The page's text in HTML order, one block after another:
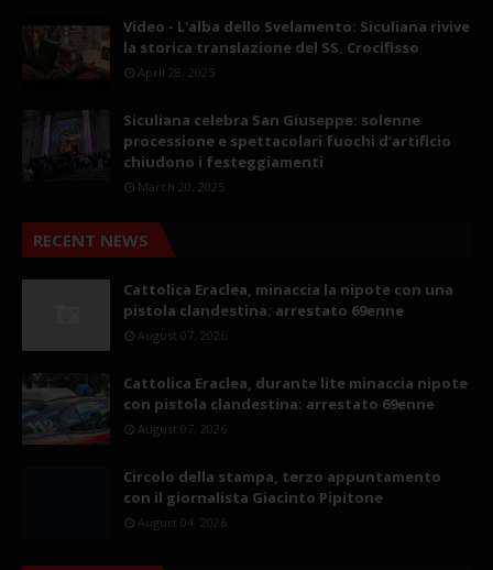
Video - L'alba dello Svelamento: Siculiana rivive
la storica translazione del SS. Crocifisso
April 28, 2025
Siculiana celebra San Giuseppe: solenne
processione e spettacolari fuochi d’artificio
chiudono i festeggiamenti
March 20, 2025
RECENT NEWS
Cattolica Eraclea, minaccia la nipote con una
pistola clandestina: arrestato 69enne
August 07, 2026
Cattolica Eraclea, durante lite minaccia nipote
con pistola clandestina: arrestato 69enne
August 07, 2026
Circolo della stampa, terzo appuntamento
con il giornalista Giacinto Pipitone
August 04, 2026